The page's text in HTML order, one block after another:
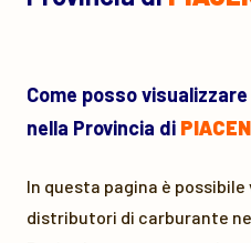
Come posso
nella Provincia di
In questa pagina è possibile
distributori di carburante